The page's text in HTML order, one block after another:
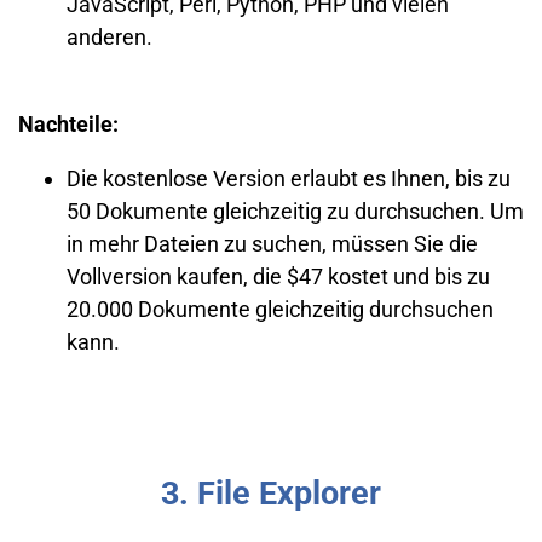
anderen.
Nachteile:
Die kostenlose Version erlaubt es Ihnen, bis zu
50 Dokumente gleichzeitig zu durchsuchen. Um
in mehr Dateien zu suchen, müssen Sie die
Vollversion kaufen, die $47 kostet und bis zu
20.000 Dokumente gleichzeitig durchsuchen
kann.
3. File Explorer